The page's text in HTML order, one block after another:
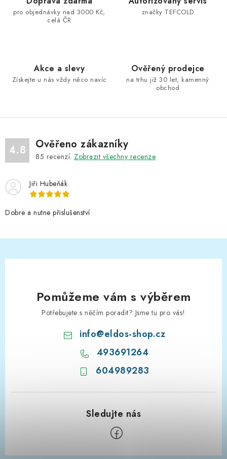
pro objednávky nad 3000 Kč,
celá ČR
značky TEFCOLD
Akce a slevy
Získejte u nás vždy něco navíc
Ověřený prodejce
na trhu již 30 let, kamenný
obchod
4.8 Ověřeno zákazníky
85 recenzí. Zobrazit všechny recenze
Jiři Hubeňák
Dobre a nutne přislušenství
Pomůžeme vám s výběrem
Potřebujete s něčím poradit? Jsme tu pro vás!
info@eldos-shop.cz
493691264
604989283